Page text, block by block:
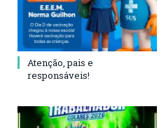
Atenção, pais e
responsáveis!